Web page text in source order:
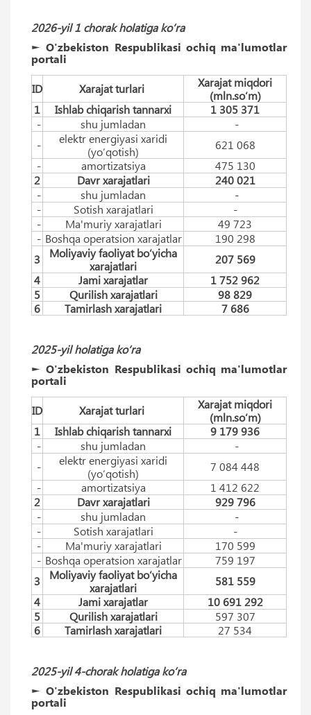
2026-yil 1 chorak holatiga ko‘ra
► O'zbekiston Respublikasi ochiq ma'lumotlar
portali
ID Xarajat turlari
Xarajat miqdori
(mln.so‘m)
1
Ishlab chiqarish tannarxi
1 305 371
-
shu jumladan
-
-
elektr energiyasi xaridi
(yo‘qotish)
621 068
-
amortizatsiya
475 130
2
Davr xarajatlari
240 021
-
shu jumladan
-
-
Sotish xarajatlari
-
-
Ma'muriy xarajatlari
49 723
- Boshqa operatsion xarajatlar
190 298
3
Moliyaviy faoliyat bo‘yicha
xarajatlari
207 569
4
Jami xarajatlar
1 752 962
5
Qurilish xarajatlari
98 829
6
Tamirlash xarajatlari 7 686
2025-yil holatiga ko‘ra
► O'zbekiston Respublikasi ochiq ma'lumotlar
portali
ID Xarajat turlari
Xarajat miqdori
(mln.so‘m)
1
Ishlab chiqarish tannarxi
9 179 936
-
shu jumladan
-
-
elektr energiyasi xaridi
(yo‘qotish)
7 084 448
-
amortizatsiya
1 412 622
2
Davr xarajatlari
929 796
-
shu jumladan
-
-
Sotish xarajatlari
-
-
Ma'muriy xarajatlari
170 599
- Boshqa operatsion xarajatlar
759 197
3
Moliyaviy faoliyat bo‘yicha
xarajatlari
581 559
4
Jami xarajatlar
10 691 292
5
Qurilish xarajatlari
597 307
6
Tamirlash xarajatlari 27 534
2025-yil 4-chorak holatiga ko‘ra
► O'zbekiston Respublikasi ochiq ma'lumotlar
portali